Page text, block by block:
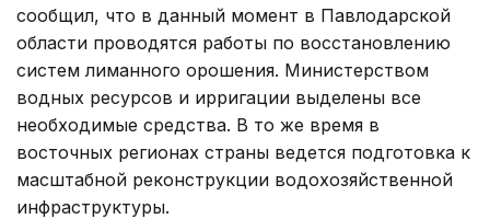
сообщил, что в данный момент в Павлодарской
области проводятся работы по восстановлению
систем лиманного орошения. Министерством
водных ресурсов и ирригации выделены все
необходимые средства. В то же время в
восточных регионах страны ведется подготовка к
масштабной реконструкции водохозяйственной
инфраструктуры.